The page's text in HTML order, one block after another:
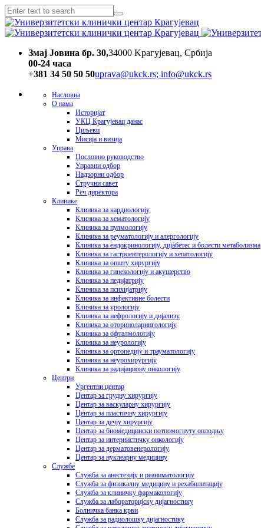
Змај Јовина бр. 30,34000 Kрагујевац, Србија
00-24 часa
+381 34 50 50 50uprava@ukck.rs; info@ukck.rs
Насловна
О нама
Историјат
УКЦ Крагујевац данас
Циљеви
Мисија и визија
Управа
Пословно руководство
Управни одбор
Надзорни одбор
Стручни савет
Реч директора
Клинике
Клиника за кардиологију
Клиника за хематологију
Клиника за пулмологију
Клиника за реуматологију и алергологију
Клиника за ендокринологију, дијабетес и болести метаболизма
Клиника за гастроентерологију и хепатологију
Клиника за општу хирургију
Клиника за гинекологију и акушерство
Клиника за педијатрију
Клиника за психијатрију
Клиника за инфективне болести
Клиника за урологију
Клиника за нефрологију и дијализу
Клиника за оториноларингологију
Клиника за офталмологију
Клиника за неурологију
Клиника за ортопедију и трауматологију
Клиника за неурохирургију
Клиника за радијациону онкологију
Центри
Ургентни центар
Центар за грудну хирургију
Центар за васкуларну хирургију
Центар за пластичну хирургију
Центар за дечју хирургију
Центар за биомедицински потпомогнуту оплодњу
Центар за интернистичку онкологију
Центар за дерматовенерологију
Центар за нуклеарну медицину
Службе
Служба за анестезију и реаниматологију
Служба за физикалну медицину и рехабилитацију
Служба за клиничку фармакологију
Служба за лабораторијску дијагностику
Болничка банка крви
Служба за радиолошку дијагностику